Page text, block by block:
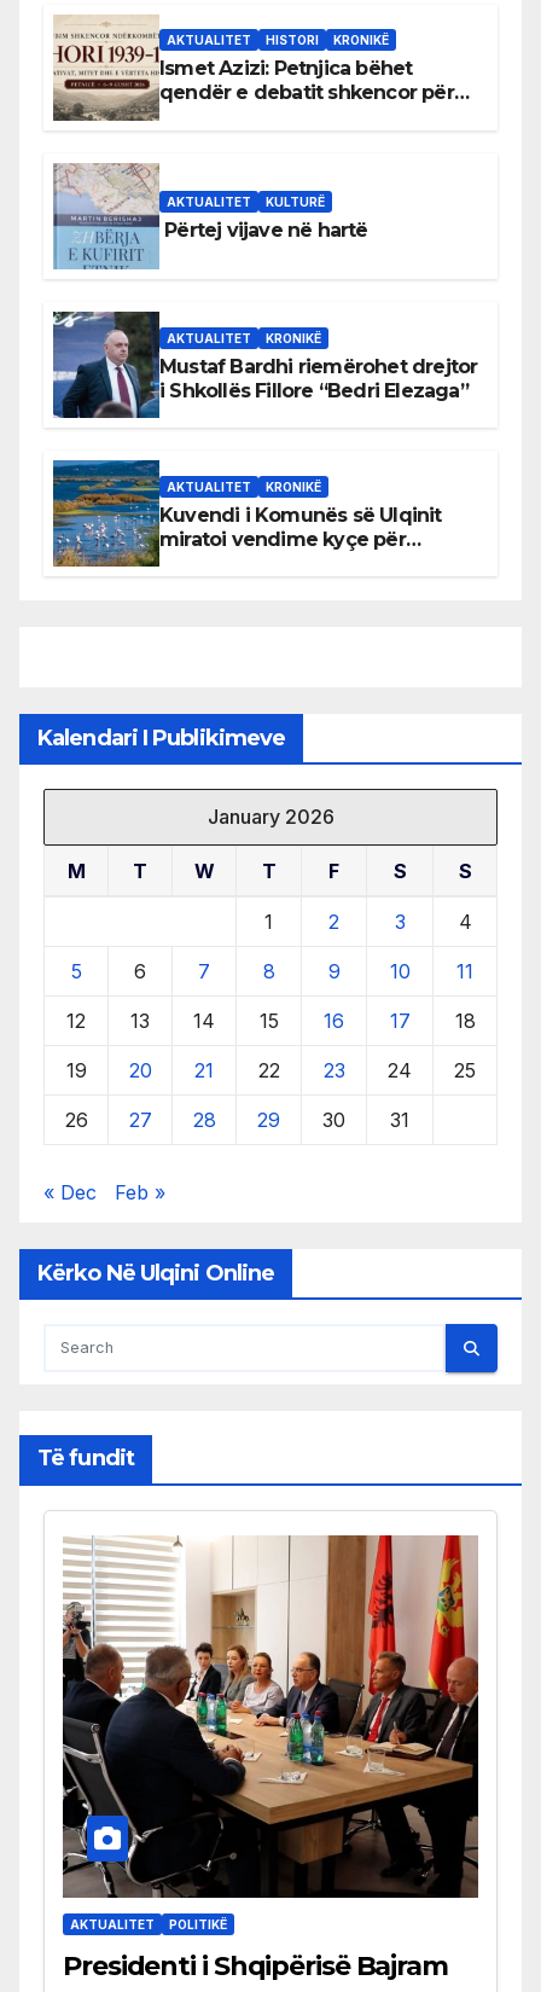
AKTUALITET HISTORI KRONIKË
Ismet Azizi: Petnjica bëhet
qendër e debatit shkencor për
AKTUALITET KULTURË
Përtej vijave në hartë
AKTUALITET KRONIKË
Mustaf Bardhi riemërohet drejtor
i Shkollës Fillore “Bedri Elezaga”
AKTUALITET KRONIKË
Kuvendi i Komunës së Ulqinit
miratoi vendime kyçe për
Kalendari I Publikimeve
January 2026
M T W T F S S
1 2 3 4
5 6 7 8 9 10 11
12 13 14 15 16 17 18
19 20 21 22 23 24 25
26 27 28 29 30 31
« Dec Feb »
Kërko Në Ulqini Online
Të fundit
AKTUALITET POLITIKË
Presidenti i Shqipërisë Bajram